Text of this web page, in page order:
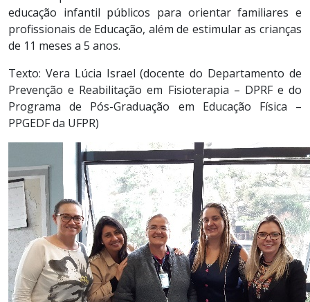
educação infantil públicos para orientar familiares e
profissionais de Educação, além de estimular as crianças
de 11 meses a 5 anos.
Texto: Vera Lúcia Israel (docente do Departamento de
Prevenção e Reabilitação em Fisioterapia – DPRF e do
Programa de Pós-Graduação em Educação Física –
PPGEDF da UFPR)